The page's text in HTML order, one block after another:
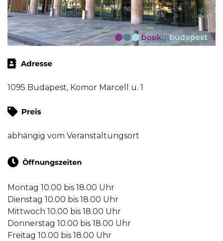
1095 Budapest, Komor Marcell u. 1
abhängig vom Veranstaltungsort
Montag 10.00 bis 18.00 Uhr
Dienstag 10.00 bis 18.00 Uhr
Mittwoch 10.00 bis 18.00 Uhr
Donnerstag 10.00 bis 18.00 Uhr
Freitag 10.00 bis 18.00 Uhr